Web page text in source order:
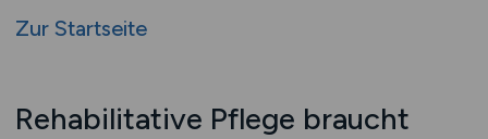
Zur Startseite
Rehabilitative Pflege braucht